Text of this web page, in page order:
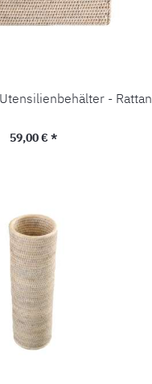
- Rattan
Regulärer Preis:
59,00 € *